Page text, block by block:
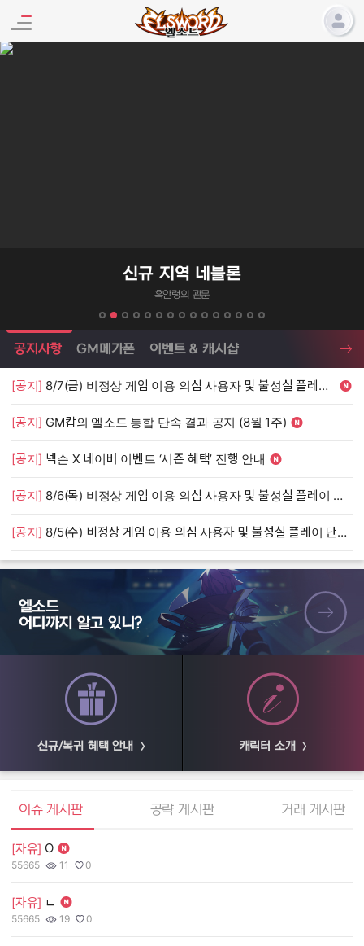
엘소드 프로모션
신규 지역 네블론
흑안령의 관문
엘소드 소식
공지사항 GM메가폰 이벤트 & 캐시샵
[공지] 8/7(금) 비정상 게임 이용 의심 사용자 및 불성실 플레이 단속 안내
[공지] GM캅의 엘소드 통합 단속 결과 공지 (8월 1주)
[공지] 넥슨 X 네이버 이벤트 ‘시즌 혜택’ 진행 안내
[공지] 8/6(목) 비정상 게임 이용 의심 사용자 및 불성실 플레이 단속 안내
[공지] 8/5(수) 비정상 게임 이용 의심 사용자 및 불성실 플레이 단속 안내
엘소드 어디까지 알고 있니?
신규/복귀 혜택 안내 캐릭터 소개
엘소드 커뮤니티
이슈 게시판 공략 게시판 거래 게시판
[자유] O
작성자:
55665
조회수:
11
추천수:
0
[자유] ㄴ
작성자:
55665
조회수:
19
추천수:
0